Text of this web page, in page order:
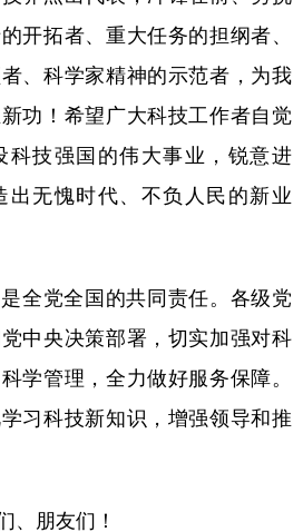
开拓者、重大任务的担纲者、
、科学家精神的示范者，为我
功！希望广大科技工作者自觉
科技强国的伟大事业，锐意进
出无愧时代、不负人民的新业
党全国的共同责任。各级党
中央决策部署，切实加强对科
学管理，全力做好服务保障。
习科技新知识，增强领导和推
朋友们！